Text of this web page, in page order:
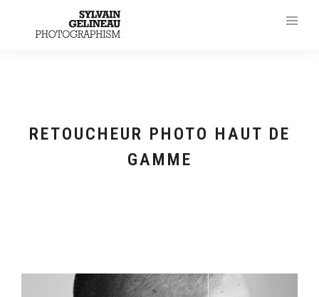
RETOUCHEUR PHOTO HAUT DE
GAMME